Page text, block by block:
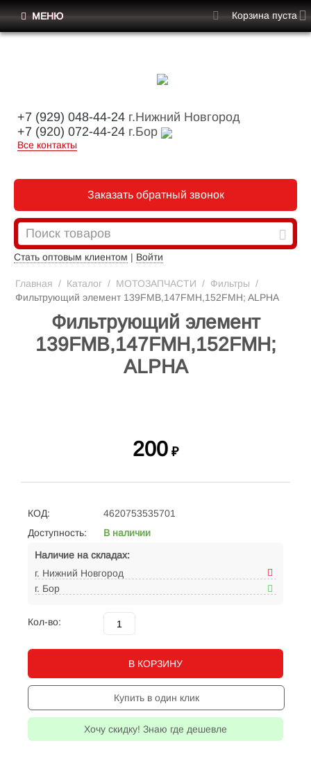
+7 (929) 048-44-24 г.Нижний Новгород
+7 (920) 072-44-24 г.Бор
Все контакты
Заказать обратный звонок
Стать оптовым клиентом | Войти
МЕНЮ Корзина пуста
Главная / Каталог / МОТОЗАПЧАСТИ / Фильтры /
Фильтрующий элемент 139FMB,147FMH,152FMH; ALPHA
Фильтрующий элемент
139FMB,147FMH,152FMH;
ALPHA
200 ₽
КОД:
4620753535701
Доступность:
В наличии
Наличие на складах:
г. Нижний Новгород
г. Бор
Кол-во:
В КОРЗИНУ
Купить в один клик
Хочу скидку! Знаю где дешевле